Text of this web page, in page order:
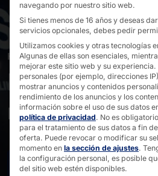
HESBURGER
restauración
Contacto
navegando por nuestro sitio web.
Si tienes menos de 16 años y deseas
servicios opcionales, debes pedir
Utilizamos cookies y otras tecnologías
Algunas de ellas son esenciales,
mejorar este sitio web y su experiencia.
personales (por ejemplo, direcciones
mostrar anuncios y contenidos
rendimiento de los anuncios y los
información sobre el uso de sus datos
política de privacidad. No es
para el tratamiento de sus datos a fin
oferta. Puede revocar o modificar su
momento en la sección de ajustes.
la configuración personal, es posible
del sitio web estén disponibles.